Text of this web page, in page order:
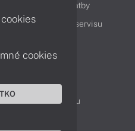
doručenia a platby
služby Cenník servisu
oddelenie
Reklamácia tovaru
cookies